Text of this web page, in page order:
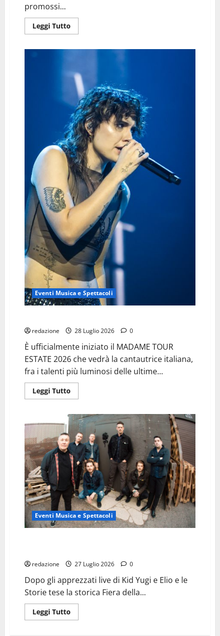
promossi...
Leggi Tutto
di
PARCO
DI
S.
VALENTINO
PORDENONE
CON
L’ASSOCIAZIONE
SAN
MARCO
Eventi Musica e Spettacoli
redazione 28 Luglio 2026 0
È ufficialmente iniziato il MADAME TOUR
ESTATE 2026 che vedrà la cantautrice italiana,
fra i talenti più luminosi delle ultime...
Leggi Tutto
di
MADAME:
in
castello
Udine
per
il
Tour
Estate
2026
Eventi Musica e Spettacoli
redazione 27 Luglio 2026 0
Dopo gli apprezzati live di Kid Yugi e Elio e le
Storie tese la storica Fiera della...
Leggi Tutto
di